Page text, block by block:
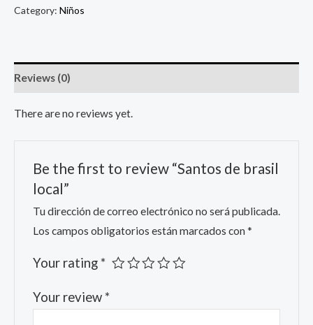
Category: Niños
Reviews (0)
There are no reviews yet.
Be the first to review “Santos de brasil
local”
Tu dirección de correo electrónico no será publicada.
Los campos obligatorios están marcados con *
Your rating*
Your review*